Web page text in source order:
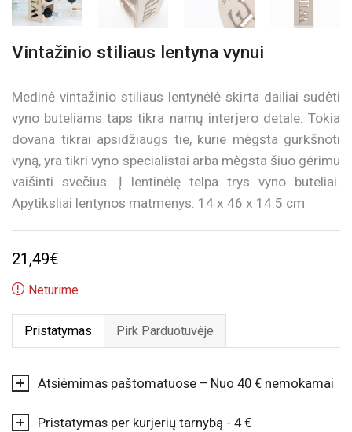
Vintažinio stiliaus lentyna vynui
Medinė vintažinio stiliaus lentynėlė skirta dailiai sudėti
vyno buteliams taps tikra namų interjero detale. Tokia
dovana tikrai apsidžiaugs tie, kurie mėgsta gurkšnoti
vyną, yra tikri vyno specialistai arba mėgsta šiuo gėrimu
vaišinti svečius. Į lentinėlę telpa trys vyno buteliai.
Apytiksliai lentynos matmenys: 14 x 46 x 14.5 cm
21,49€
Neturime
Pristatymas Pirk Parduotuvėje
Atsiėmimas paštomatuose – Nuo 40 € nemokamai
Pristatymas per kurjerių tarnybą - 4 €